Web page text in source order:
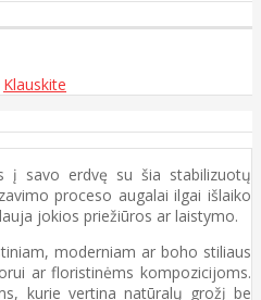
Klauskite
į savo erdvę su šia stabilizuotų
proceso augalai ilgai išlaiko
jokios priežiūros ar laistymo.
moderniam ar boho stiliaus
ar floristinėms kompozicijoms.
kurie vertina natūralų grožį be